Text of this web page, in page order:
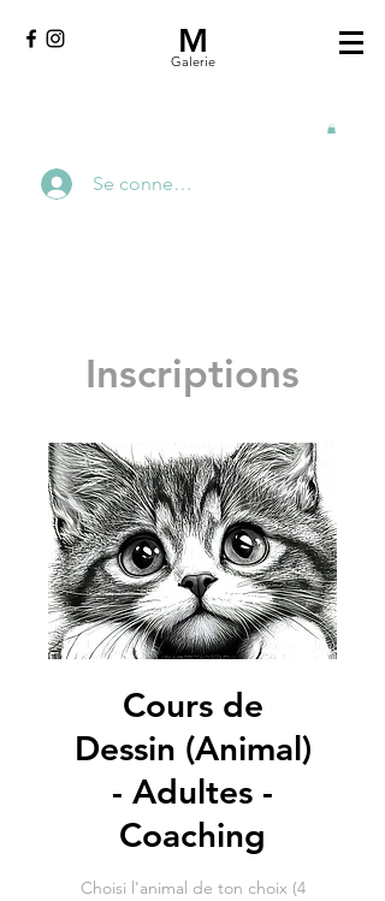
M
Galerie
Se connecter
Inscriptions
Cours de
Dessin (Animal)
- Adultes -
Coaching
Choisi l'animal de ton choix (4